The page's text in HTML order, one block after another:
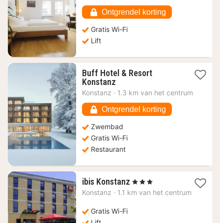
100,95
€
Ontgrendel korting
Gratis Wi-Fi
Lift
Buff Hotel & Resort
Konstanz1
nacht
436,01
€
Konstanz · 1.3 km van het centrum
Ontgrendel korting
Zwembad
Gratis Wi-Fi
Restaurant
ibis Konstanz 1
nacht
, 3 Sterren
Konstanz · 1.1 km van het centrum
Gratis Wi-Fi